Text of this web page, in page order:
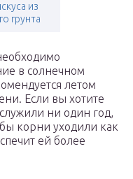
из
грунта
в солнечном
летом
Если вы хотите
ни один год,
корни уходили как
ей более